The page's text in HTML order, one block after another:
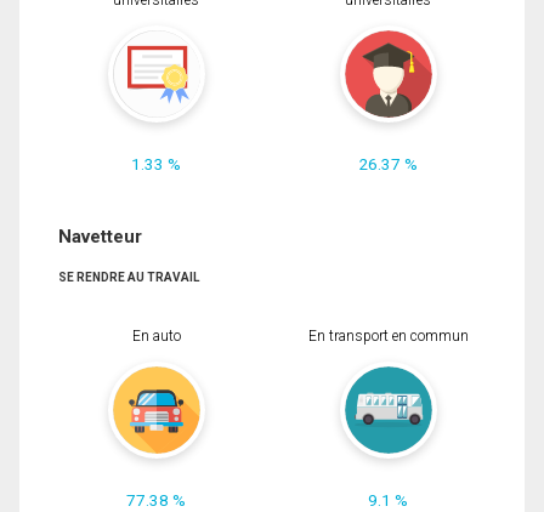
1.33 % 26.37 %
Navetteur
SE RENDRE AU TRAVAIL
En auto
77.38 %
En transport en commun
9.1 %